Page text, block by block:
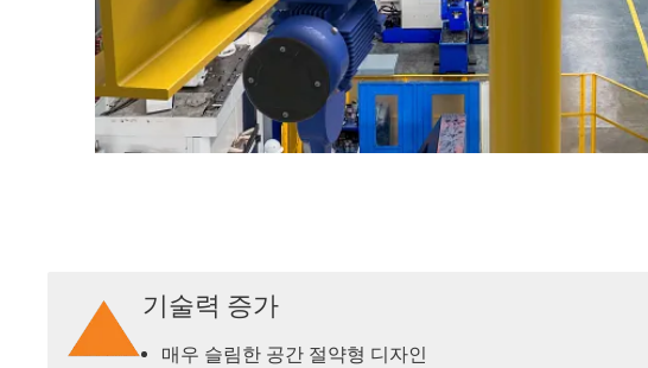
기술력 증가
매우 슬림한 공간 절약형 디자인